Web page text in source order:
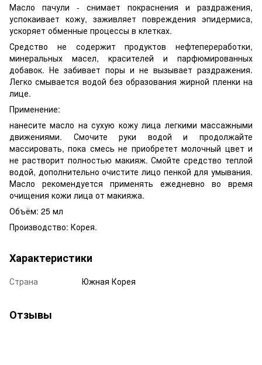
Масло пачули - снимает покраснения и раздражения,
успокаивает кожу, заживляет повреждения эпидермиса,
ускоряет обменные процессы в клетках.
Средство не содержит продуктов нефтепереработки,
минеральных масел, красителей и парфюмированных
добавок. Не забивает поры и не вызывает раздражения.
Легко смывается водой без образования жирной пленки на
лице.
Применение:
нанесите масло на сухую кожу лица легкими массажными
движениями. Смочите руки водой и продолжайте
массировать, пока смесь не приобретет молочный цвет и
не растворит полностью макияж. Смойте средство теплой
водой, дополнительно очистите лицо пенкой для умывания.
Масло рекомендуется применять ежедневно во время
очищения кожи лица от макияжа.
Объём: 25 мл
Производство: Корея.
Характеристики
Страна Южная Корея
Отзывы